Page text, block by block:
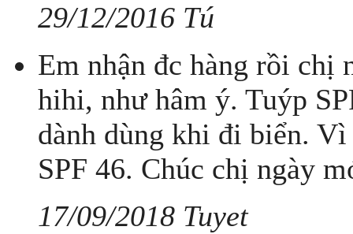
29/12/2016 Tú
Em nhận đc hàng rồi chị
hihi, như hâm ý. Tuýp
dành dùng khi đi biển.
SPF 46. Chúc chị ngày
17/09/2018 Tuyet